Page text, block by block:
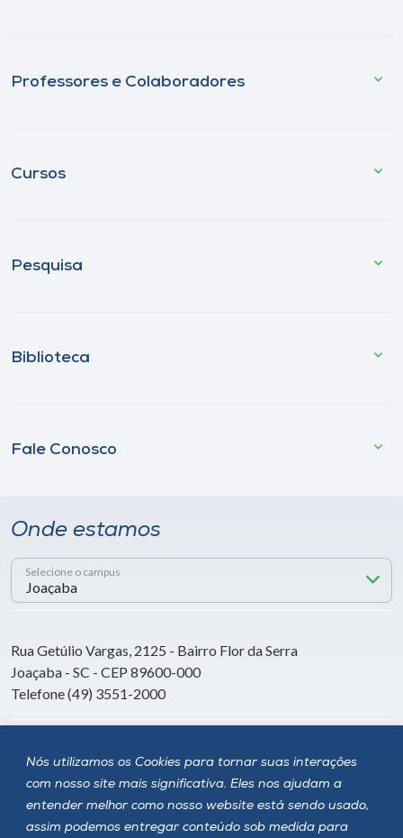
Nós utilizamos os Cookies para tornar suas interações
com nosso site mais significativa. Eles nos ajudam a
entender melhor como nosso website está sendo usado,
assim podemos entregar conteúdo sob medida para
Professores e Colaboradores
Cursos
Pesquisa
Biblioteca
Fale Conosco
Onde estamos
Selecione o campus
Rua Getúlio Vargas, 2125 - Bairro Flor da Serra
Joaçaba - SC - CEP 89600-000
Telefone (49) 3551-2000
Siga a Unoesc